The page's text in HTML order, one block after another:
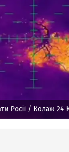
Росії / Колаж 24